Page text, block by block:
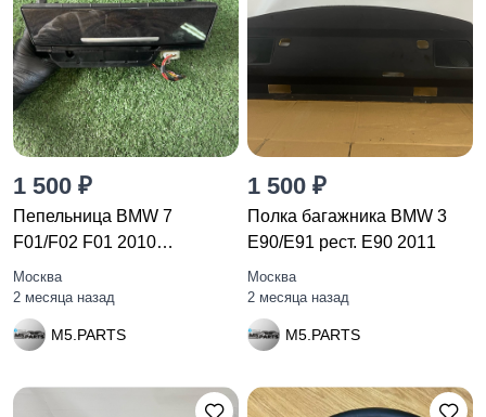
1 500 ₽
Пепельница BMW 7
F01/F02 F01 2010
51459119317
Москва
2 месяца назад
M5.PARTS
1 500 ₽
Полка багажника BMW 3
E90/E91 рест. E90 2011
Москва
2 месяца назад
M5.PARTS